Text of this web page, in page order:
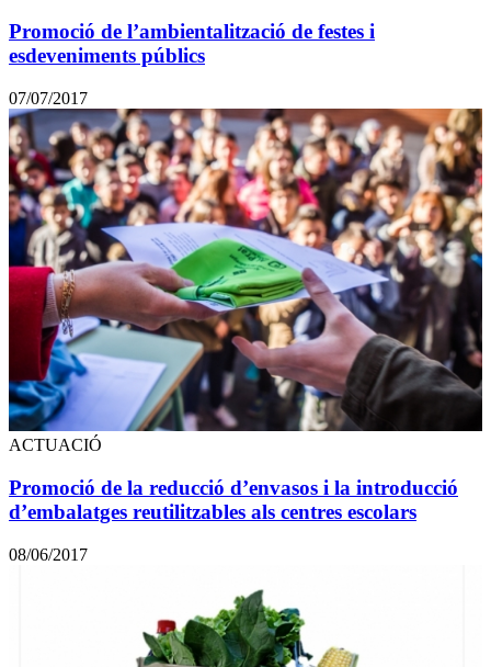
Promoció de l’ambientalització de festes i
esdeveniments públics
07/07/2017
ACTUACIÓ
Promoció de la reducció d’envasos i la introducció
d’embalatges reutilitzables als centres escolars
08/06/2017